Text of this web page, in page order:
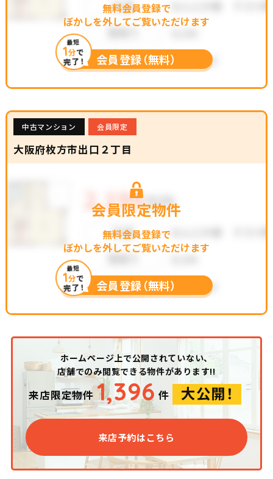
無料会員登録で
ぼかしを外してご覧いただけます
最短
1分で
完了！ 会員登録（無料）
中古マンション 会員限定
大阪府枚方市出口２丁目
会員限定物件
無料会員登録で
ぼかしを外してご覧いただけます
最短
1分で
完了！ 会員登録（無料）
ホームページ上で公開されていない、
店舗でのみ閲覧できる物件があります!!
来店限定物件 1,396 件 大公開！
来店予約はこちら